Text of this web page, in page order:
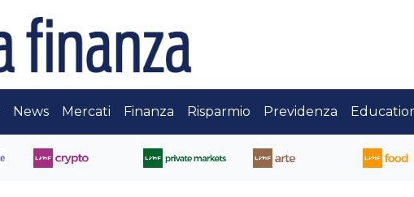
News Mercati Finanza Risparmio Previdenza